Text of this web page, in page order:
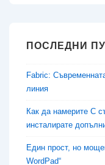
ПОСЛЕДНИ
Fabric:
линия
Как да намерите C
инсталирате
Един прост, но
WordPad“